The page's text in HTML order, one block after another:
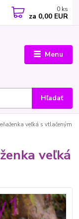
Menu
Hľadať
0 ks
za 0,00 EUR
veľká s vtlačeným
veľká